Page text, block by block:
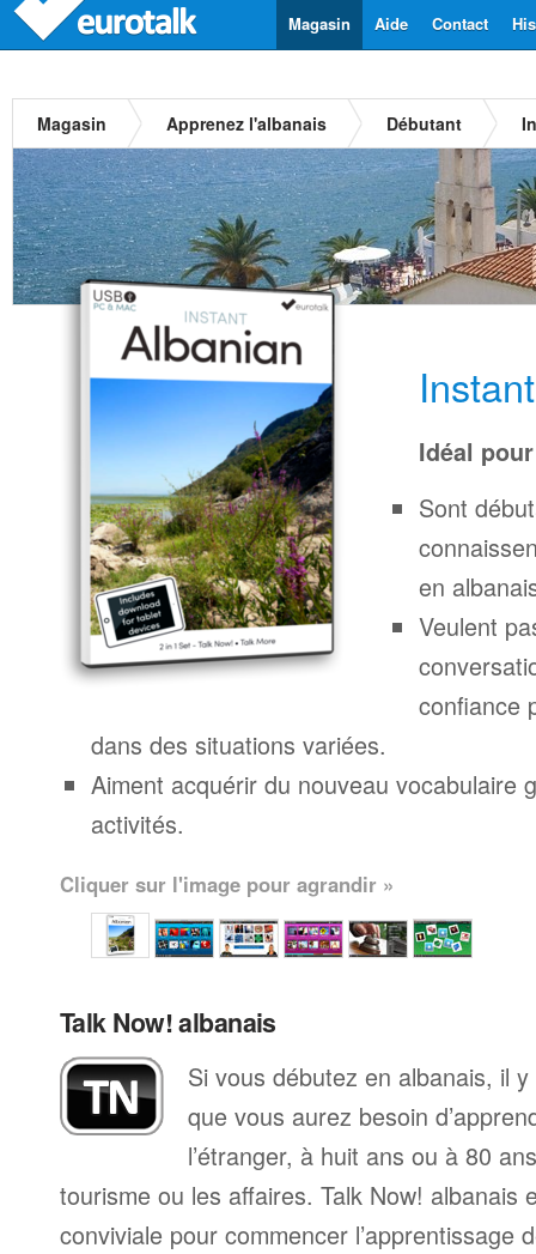
Contact
Aide
Magasin
Magasin Apprenez l'albanais Débutant
Idéal
Sont
en
Veulent
confiance
dans des situations variées.
Aiment acquérir du nouveau vocabulaire
activités.
Cliquer sur l'image pour agrandir »
Talk Now! albanais
Si vous débutez en albanais, il
que vous aurez besoin
l’étranger, à huit ans ou à 80
tourisme ou les affaires. Talk Now! albanais
conviviale pour commencer l’apprentissage